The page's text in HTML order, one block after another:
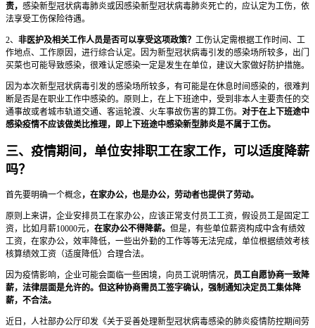
责， 感染新型冠状病毒肺炎或因感染新型冠状病毒肺炎死亡的，应认定为工伤，依
法享受工伤保险待遇。
2、 非医护及相关工作人员是否可以享受这项政策？ 工伤认定需根据工作时间、工
作地点、工作原因，进行综合认定。因为新型冠状病毒引发的感染场所较多，出门
买菜也可能导致感染，很难认定感染一定是发生在单位，建议大家做好防护措施。
因为本次新型冠状病毒引发的感染场所较多，有可能是在休息时间感染的，很难判
断是否是在职业工作中感染的。原则上，在上下班途中，受到非本人主要责任的交
通事故或者城市轨道交通、客运轮渡、火车事故伤害的算工伤。 对于在上下班途中
感染疫情不应该做类比推理，即上下班途中感染新型肺炎是不属于工伤。
三、疫情期间，单位安排职工在家工作，可以适度降薪
吗？
首先要明确一个概念，在家办公，也是办公，劳动者也提供了劳动。
原则上来讲，企业安排员工在家办公，应该正常支付员工工资，假设员工是固定工
资，比如月薪10000元， 在家办公不得降薪。 但是，有些单位薪资构成中含有绩效
工资，在家办公，效率降低，一些出外勤的工作等等无法完成，单位根据绩效考核
核算绩效工资（适度降低）合理合法。
因为疫情影响，企业可能会面临一些困境，向员工说明情况， 员工自愿协商一致降
薪，法律层面是允许的。但这种协商需员工签字确认，强制通知决定员工集体降
薪，不合法。
近日，人社部办公厅印发《关于妥善处理新型冠状病毒感染的肺炎疫情防控期间劳